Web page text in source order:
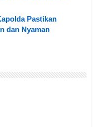
Pastikan
dan Nyaman